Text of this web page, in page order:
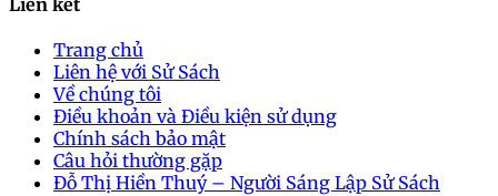
Trang chủ
Liên hệ với Sử Sách
Về chúng tôi
Điều khoản và Điều kiện sử dụng
Chính sách bảo mật
Câu hỏi thường gặp
Đỗ Thị Hiền Thuý – Người Sáng Lập Sử Sách